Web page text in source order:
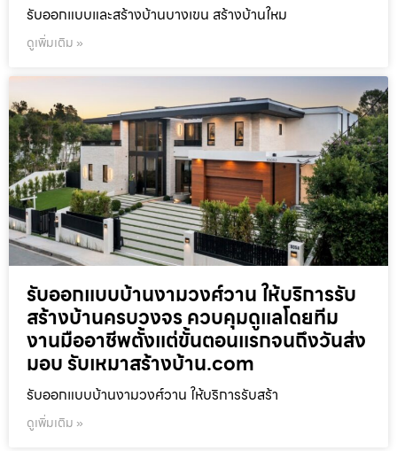
รับออกแบบและสร้างบ้านบางเขน สร้างบ้านใหม
ดูเพิ่มเติม »
รับออกแบบบ้านงามวงศ์วาน ให้บริการรับ
สร้างบ้านครบวงจร ควบคุมดูแลโดยทีม
งานมืออาชีพตั้งแต่ขั้นตอนแรกจนถึงวันส่ง
มอบ รับเหมาสร้างบ้าน.com
รับออกแบบบ้านงามวงศ์วาน ให้บริการรับสร้า
ดูเพิ่มเติม »